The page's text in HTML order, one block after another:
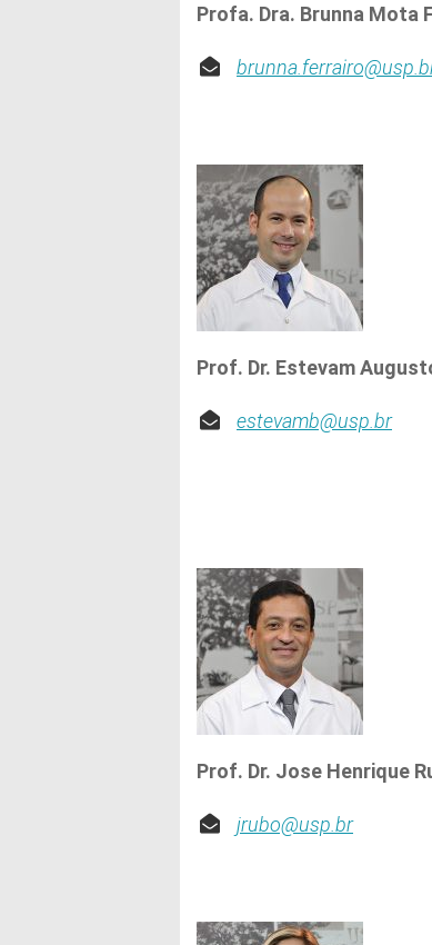
Profa. Dra. Brunna Mota
Prof. Dr. Estevam
estevamb@usp.br
Prof. Dr. Jose Henrique
jrubo@usp.br